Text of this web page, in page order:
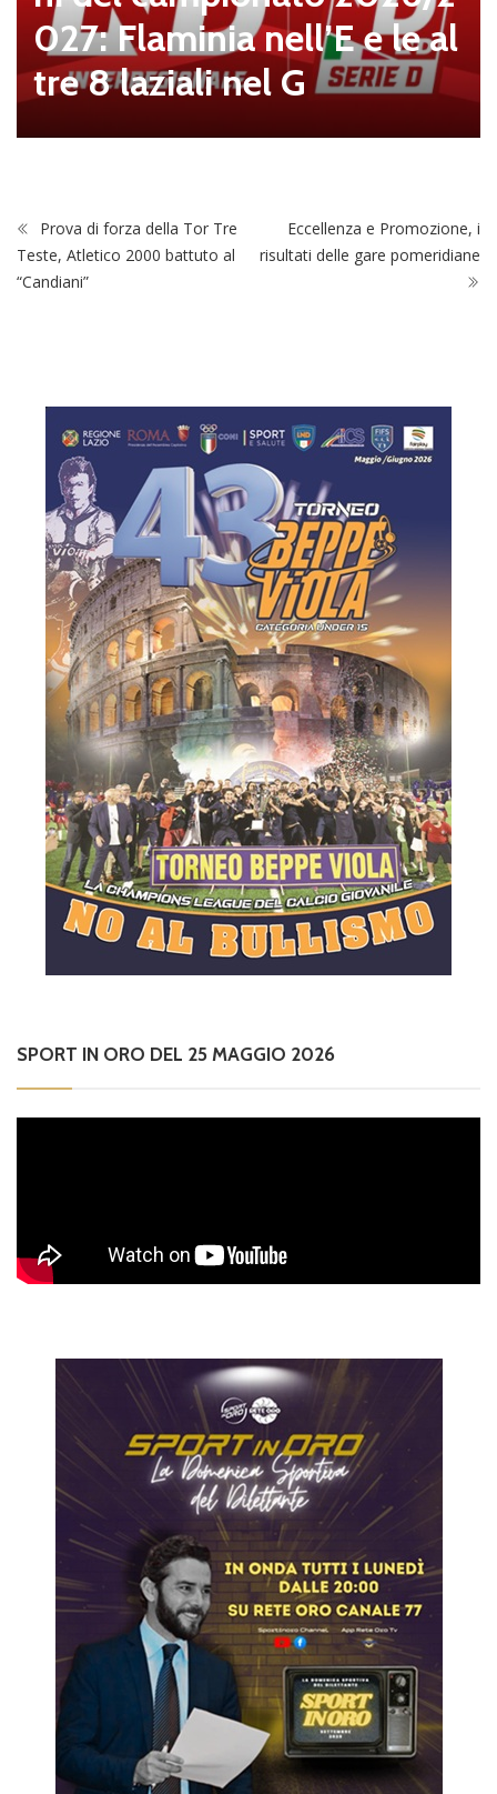
027: Flaminia nell’E e le al
tre 8 laziali nel G
Prova di forza della Tor Tre
Teste, Atletico 2000 battuto al
“Candiani”
Eccellenza e Promozione, i
risultati delle gare pomeridiane
SPORT IN ORO DEL 25 MAGGIO 2026